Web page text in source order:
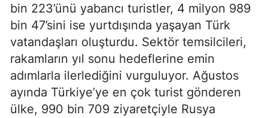
bin 223’ünü yabancı turistler, 4 milyon 989
bin 47’sini ise yurtdışında yaşayan Türk
vatandaşları oluşturdu. Sektör temsilcileri,
rakamların yıl sonu hedeflerine emin
adımlarla ilerlediğini vurguluyor. Ağustos
ayında Türkiye’ye en çok turist gönderen
ülke, 990 bin 709 ziyaretçiyle Rusya